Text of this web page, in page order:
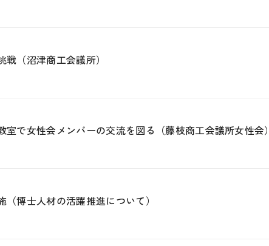
（沼津商工会議所）
で女性会メンバーの交流を図る（藤枝商工会議所女性会）
博士人材の活躍推進について）